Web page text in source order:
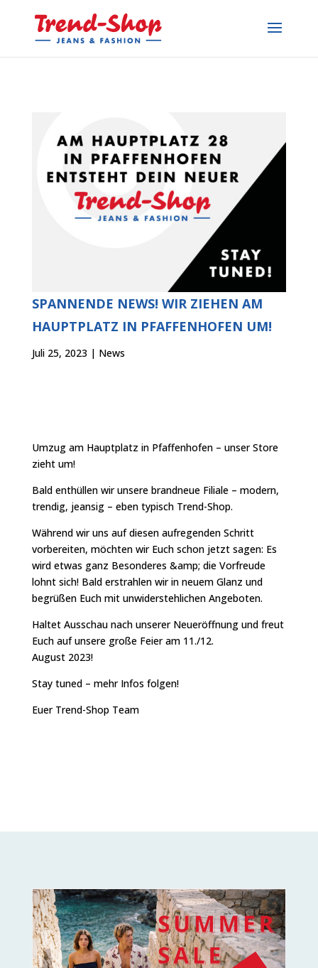
SPANNENDE NEWS! WIR ZIEHEN AM
HAUPTPLATZ IN PFAFFENHOFEN UM!
Juli 25, 2023 | News
Umzug am Hauptplatz in Pfaffenhofen – unser Store
zieht um!
Bald enthüllen wir unsere brandneue Filiale – modern,
trendig, jeansig – eben typisch Trend-Shop.
Während wir uns auf diesen aufregenden Schritt
vorbereiten, möchten wir Euch schon jetzt sagen: Es
wird etwas ganz Besonderes &amp; die Vorfreude
lohnt sich! Bald erstrahlen wir in neuem Glanz und
begrüßen Euch mit unwiderstehlichen Angeboten.
Haltet Ausschau nach unserer Neueröffnung und freut
Euch auf unsere große Feier am 11./12.
August 2023!
Stay tuned – mehr Infos folgen!
Euer Trend-Shop Team